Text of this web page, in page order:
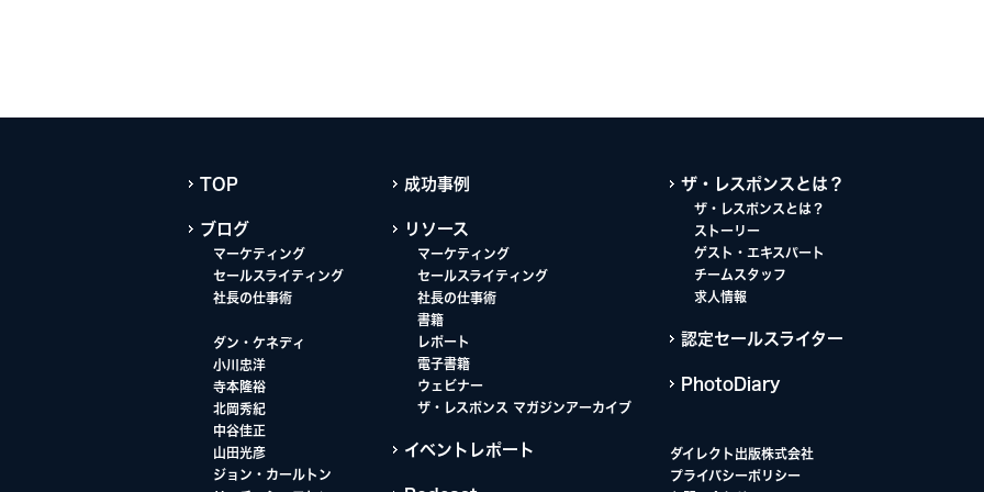
TOP
ブログ
マーケティング
セールスライティング
社長の仕事術
ダン・ケネディ
小川忠洋
寺本隆裕
北岡秀紀
中谷佳正
山田光彦
ジョン・カールトン
成功事例
リソース
マーケティング
セールスライティング
社長の仕事術
書籍
レポート
電子書籍
ウェビナー
ザ・レスポンス マガジンアーカイブ
イベントレポート
ザ・レスポンスとは？
ザ・レスポンスとは？
ストーリー
ゲスト・エキスパート
チームスタッフ
求人情報
認定セールスライター
PhotoDiary
ダイレクト出版株式会社
プライバシーポリシー